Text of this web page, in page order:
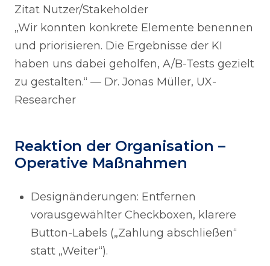
Zitat Nutzer/Stakeholder
„Wir konnten konkrete Elemente benennen
und priorisieren. Die Ergebnisse der KI
haben uns dabei geholfen, A/B-Tests gezielt
zu gestalten.“ — Dr. Jonas Müller, UX-
Researcher
Reaktion der Organisation –
Operative Maßnahmen
Designänderungen: Entfernen
vorausgewählter Checkboxen, klarere
Button-Labels („Zahlung abschließen“
statt „Weiter“).